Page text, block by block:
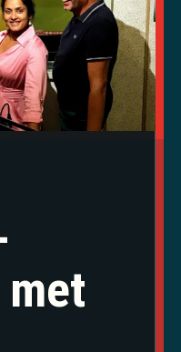
met